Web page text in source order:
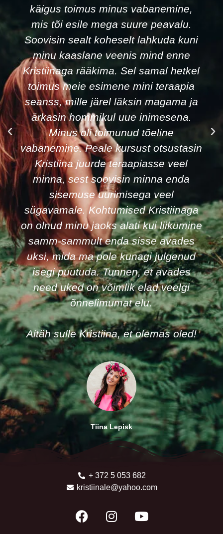
Kristiina oma soojuse, siiruse ja
empaatilisusega on lausa terapeudiks
loodud. Pöördusin tema poole, kuna
vajasin abi pärast lahutust oma
lapsega keeruliseks muutunud suhte
parandamisel. Teraapia Kristiinaga
aitas mul oluliselt paremini oma last
mõista, nähes iseennast lapse
silmade läbi. Eriti oli seejuures abi
konstellatsioonist.
Andra
Advokaat
+ 372 5 053 682
kristiinale@yahoo.com